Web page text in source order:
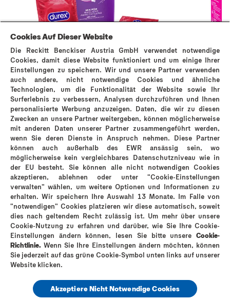
Durex Love Mix 18 Stück
Warum Durex?Durex GeschichteKontaktFAQ
ImpressumCookie-RichtlinieDatenschutzSitemap
Karriere
Cookies Auf Dieser Website
Die Reckitt Benckiser Austria GmbH verwendet notwendige
Cookies, damit diese Website funktioniert und um einige Ihrer
Einstellungen zu speichern. Wir und unsere Partner verwenden
auch andere, nicht notwendige Cookies und ähnliche
Technologien, um die Funktionalität der Website sowie Ihr
Surferlebnis zu verbessern, Analysen durchzuführen und Ihnen
personalisierte Werbung anzuzeigen. Daten, die wir zu diesen
Zwecken an unsere Partner weitergeben, können möglicherweise
mit anderen Daten unserer Partner zusammengeführt werden,
wenn Sie deren Dienste in Anspruch nehmen. Diese Partner
können auch außerhalb des EWR ansässig sein, wo
möglicherweise kein vergleichbares Datenschutzniveau wie in
der EU besteht. Sie können alle nicht notwendigen Cookies
akzeptieren, ablehnen oder unter "Cookie-Einstellungen
verwalten" wählen, um weitere Optionen und Informationen zu
erhalten. Wir speichern Ihre Auswahl 13 Monate. Im Falle von
"notwendigen" Cookies platzieren wir diese automatisch, soweit
dies nach geltendem Recht zulässig ist. Um mehr über unsere
Cookie-Nutzung zu erfahren und darüber, wie Sie Ihre Cookie-
Einstellungen ändern können, lesen Sie bitte unsere Cookie-
Richtlinie. Wenn Sie Ihre Einstellungen ändern möchten, können
Sie jederzeit auf das grüne Cookie-Symbol unten links auf unserer
Website klicken.
Akzeptiere Nicht Notwendige Cookies